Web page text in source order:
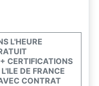
L'HEURE
CERTIFICATIONS
DE FRANCE
CONTRAT